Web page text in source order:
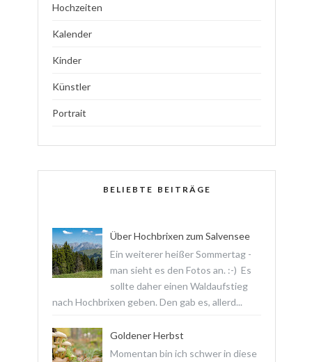
Hochzeiten
Kalender
Kinder
Künstler
Portrait
BELIEBTE BEITRÄGE
Über Hochbrixen zum Salvensee
Ein weiterer heißer Sommertag -
man sieht es den Fotos an. :-) Es
sollte daher einen Waldaufstieg
nach Hochbrixen geben. Den gab es, allerd...
Goldener Herbst
Momentan bin ich schwer in diese